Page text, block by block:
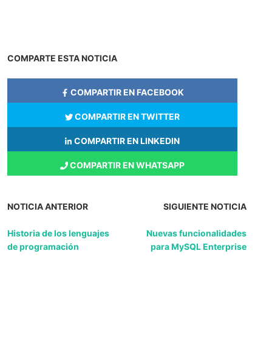
COMPARTE ESTA NOTICIA
COMPARTIR EN FACEBOOK
COMPARTIR EN TWITTER
COMPARTIR EN LINKEDIN
COMPARTIR EN WHATSAPP
NOTICIA ANTERIOR
Historia de los lenguajes
de programación
SIGUIENTE NOTICIA
Nuevas funcionalidades
para MySQL Enterprise